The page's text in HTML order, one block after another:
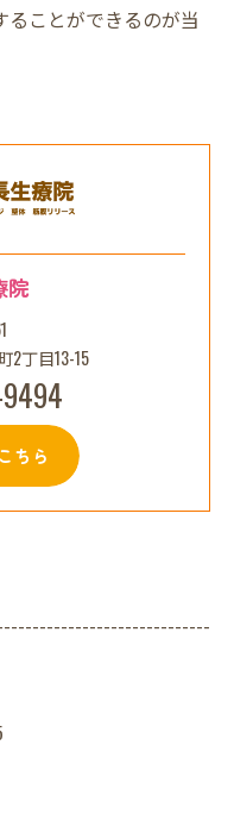
ることができるのが当
院
2丁目13-15
ちら